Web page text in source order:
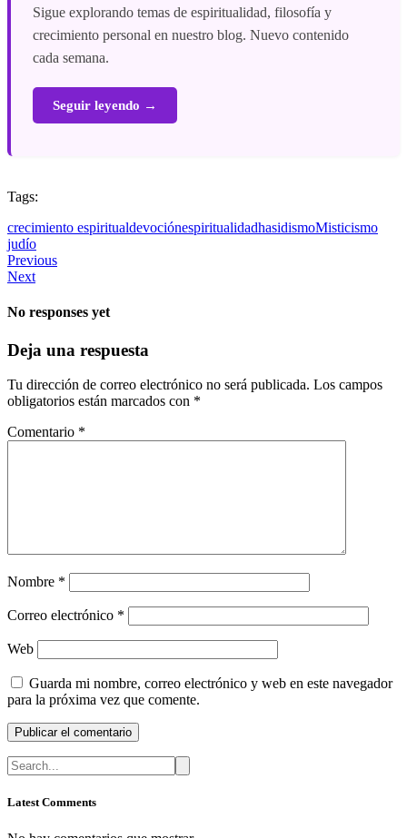
Sigue explorando temas de espiritualidad, filosofía y
crecimiento personal en nuestro blog. Nuevo contenido
cada semana.
Seguir leyendo →
Tags:
crecimiento espiritualdevociónespiritualidadhasidismoMisticismo
judío
Previous
Next
No responses yet
Deja una respuesta
Tu dirección de correo electrónico no será publicada. Los campos
obligatorios están marcados con *
Comentario *
Nombre *
Correo electrónico *
Web
Guarda mi nombre, correo electrónico y web en este navegador
para la próxima vez que comente.
Latest Comments